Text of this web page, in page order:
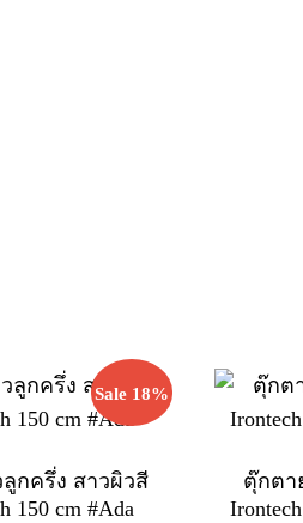
Sale 18%
กครึ่ง สาวผิวสี
150 cm #Ada
ตุ๊กตา